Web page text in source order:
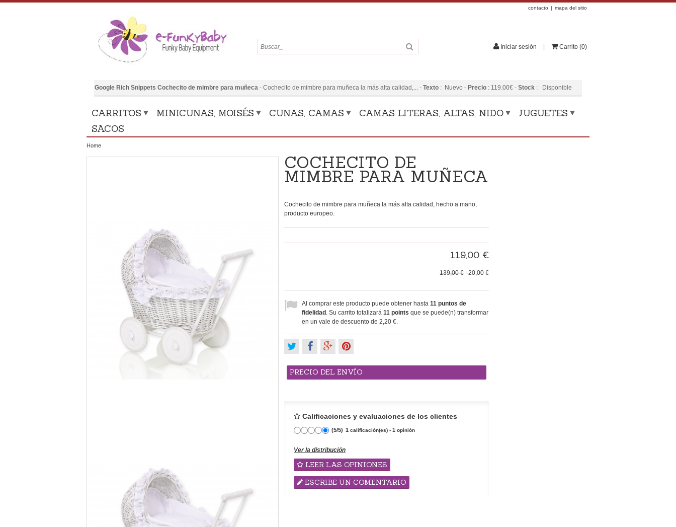
contacto mapa del sitio
Google Rich Snippets Cochecito de mimbre para muñeca- Cochecito de mimbre para muñeca la más alta calidad,...- Texto: Nuevo - Precio: 119.00€ - Stock: Disponible
CARRITOS MINICUNAS, MOISÉS CUNAS, CAMAS CAMAS LITERAS, ALTAS, NIDO
JUGUETES
SACOS
Carrito (0)
Iniciar sesión
Home
COCHECITO DE
MIMBRE PARA MUÑECA
Cochecito de mimbre para muñeca la más alta calidad, hecho a mano,
producto europeo.
119,00 €
-20,00 €
139,00 €
Al comprar este producto puede obtener hasta 11 puntos de
fidelidad . Su carrito totalizará 11 points que se puede(n) transformar
en un vale de descuento de 2,20 €.
PRECIO DEL ENVÍO
Calificaciones y evaluaciones de los clientes
(5/5) 1 calificación(es) - 1 opinión
Ver la distribución
LEER LAS OPINIONES
ESCRIBE UN COMENTARIO